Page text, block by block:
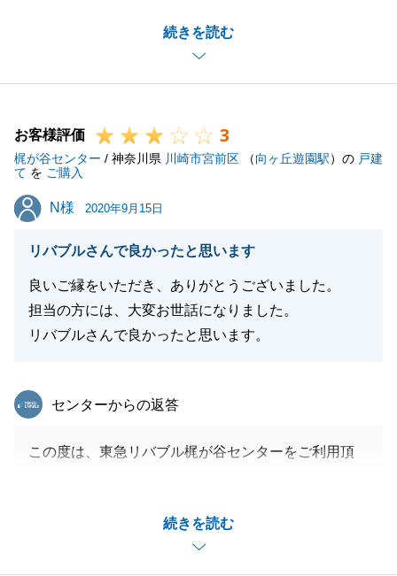
続きを読む
提携業者にも共有させていただきます。
もし次回Ｕ様のお手伝いをさせて頂く事ができました
お客様評価 3
梶が谷センター / 神奈川県 川崎市宮前区 （向ヶ丘遊園駅）の 戸建
て を ご購入
N様
N様 2020年9月15日
リバブルさんで良かったと思います
良いご縁をいただき、ありがとうございました。
担当の方には、大変お世話になりました。
リバブルさんで良かったと思います。
続きを読む
東急リバブル
センターからの返答
この度は、東急リバブル梶が谷センターをご利用頂
見つかり嬉しく思います。
今後も何かご相談事がございましたら、お気軽にご連